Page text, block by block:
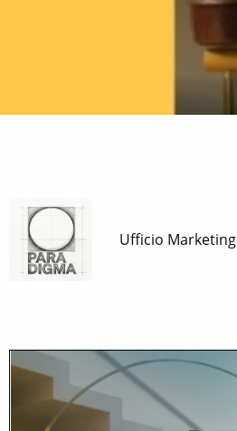
Ufficio Marketing